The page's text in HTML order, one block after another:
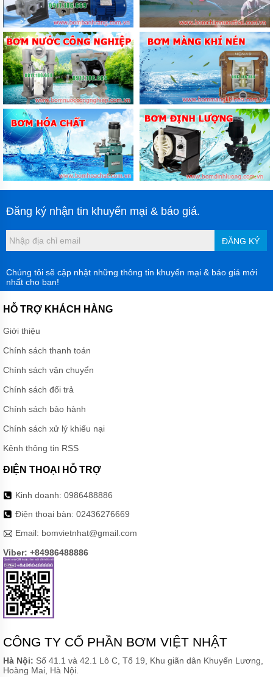
Đăng ký nhận tin khuyến mại & báo giá.
ĐĂNG KÝ
Chúng tôi sẽ cập nhật những thông tin khuyến mại & báo giá mới
nhất cho bạn!
HỖ TRỢ KHÁCH HÀNG
Giới thiệu
Chính sách thanh toán
Chính sách vận chuyển
Chính sách đổi trả
Chính sách bảo hành
Chính sách xử lý khiếu nại
Kênh thông tin RSS
ĐIỆN THOẠI HỖ TRỢ
Kinh doanh: 0986488886
Điện thoại bàn: 02436276669
Email: bomvietnhat@gmail.com
Viber: +84986488886
CÔNG TY CỔ PHẦN BƠM VIỆT NHẬT
Hà Nội: Số 41.1 và 42.1 Lô C, Tổ 19, Khu giãn dân Khuyến Lương,
Hoàng Mai, Hà Nội.